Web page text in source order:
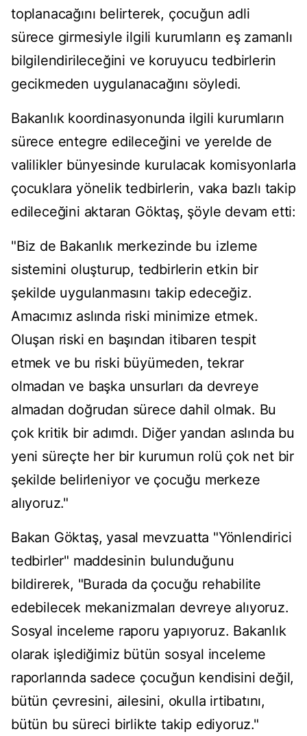
toplanacağını belirterek, çocuğun adli
sürece girmesiyle ilgili kurumların eş zamanlı
bilgilendirileceğini ve koruyucu tedbirlerin
gecikmeden uygulanacağını söyledi.
Bakanlık koordinasyonunda ilgili kurumların
sürece entegre edileceğini ve yerelde de
valilikler bünyesinde kurulacak komisyonlarla
çocuklara yönelik tedbirlerin, vaka bazlı takip
edileceğini aktaran Göktaş, şöyle devam etti:
"Biz de Bakanlık merkezinde bu izleme
sistemini oluşturup, tedbirlerin etkin bir
şekilde uygulanmasını takip edeceğiz.
Amacımız aslında riski minimize etmek.
Oluşan riski en başından itibaren tespit
etmek ve bu riski büyümeden, tekrar
olmadan ve başka unsurları da devreye
almadan doğrudan sürece dahil olmak. Bu
çok kritik bir adımdı. Diğer yandan aslında bu
yeni süreçte her bir kurumun rolü çok net bir
şekilde belirleniyor ve çocuğu merkeze
alıyoruz."
Bakan Göktaş, yasal mevzuatta "Yönlendirici
tedbirler" maddesinin bulunduğunu
bildirerek, "Burada da çocuğu rehabilite
edebilecek mekanizmaları devreye alıyoruz.
Sosyal inceleme raporu yapıyoruz. Bakanlık
olarak işlediğimiz bütün sosyal inceleme
raporlarında sadece çocuğun kendisini değil,
bütün çevresini, ailesini, okulla irtibatını,
bütün bu süreci birlikte takip ediyoruz."